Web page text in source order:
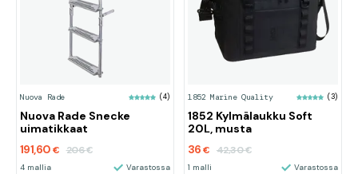
Nuova Rade (4)
Nuova Rade Snecke
uimatikkaat
191,60€ 206€
4 mallia Varastossa
1852 Marine Quality (3)
1852 Kylmälaukku Soft
20L, musta
36€ 42,30€
1 malli Varastossa